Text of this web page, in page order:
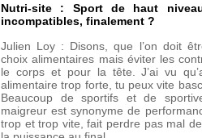
Nutri-site : Sport de haut
incompatibles, finalement ?
Julien Loy : Disons, que l’on doit
choix alimentaires mais éviter les
le corps et pour la tête. J’ai vu
alimentaire trop forte, tu peux vite
Beaucoup de sportifs et de
maigreur est synonyme de
trop et trop vite, fait perdre pas mal